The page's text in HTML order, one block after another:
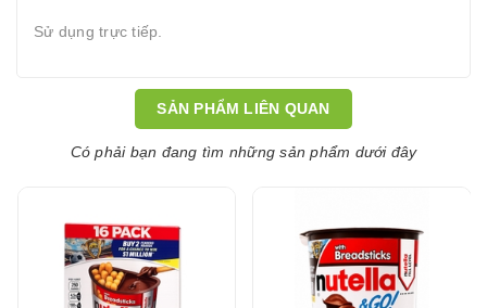
Sử dụng trực tiếp.
SẢN PHẨM LIÊN QUAN
Có phải bạn đang tìm những sản phẩm dưới đây